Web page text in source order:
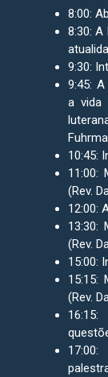
8:00:
8:30:
9:30:
9:45:
a vida
10:45:
11:00:
(Rev.
12:00:
13:30:
(Rev.
15:00:
15:15:
(Rev.